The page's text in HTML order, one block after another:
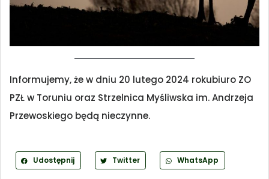
Informujemy, że w dniu 20 lutego 2024 rokubiuro ZO
PZŁ w Toruniu oraz Strzelnica Myśliwska im. Andrzeja
Przewoskiego będą nieczynne.
Udostępnij Twitter WhatsApp